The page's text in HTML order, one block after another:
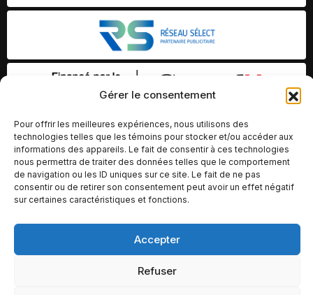
Gérer le consentement
Pour offrir les meilleures expériences, nous utilisons des
technologies telles que les témoins pour stocker et/ou accéder aux
informations des appareils. Le fait de consentir à ces technologies
nous permettra de traiter des données telles que le comportement
de navigation ou les ID uniques sur ce site. Le fait de ne pas
consentir ou de retirer son consentement peut avoir un effet négatif
sur certaines caractéristiques et fonctions.
Accepter
Refuser
© Copyright 2026 – Altomédia Inc |
Ce site internet a été conçu et développé par Chameleon Ideas